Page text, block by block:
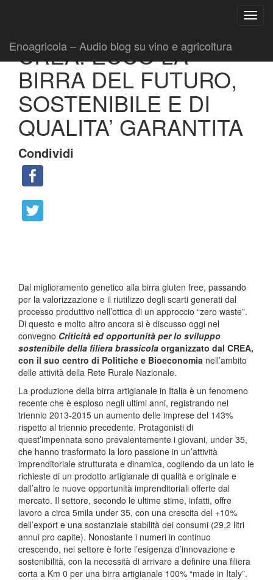
Enoagricola – Audio blog su vino e agricoltura
CREA: ECCO LA
BIRRA DEL FUTURO,
SOSTENIBILE E DI
QUALITA’ GARANTITA
Condividi
Dal miglioramento genetico alla birra gluten free, passando
per la valorizzazione e il riutilizzo degli scarti generati dal
processo produttivo nell’ottica di un approccio “zero waste”.
Di questo e molto altro ancora si è discusso oggi nel
convegno Criticità ed opportunità per lo sviluppo
sostenibile della filiera brassicola organizzato dal CREA,
con il suo centro di Politiche e Bioeconomia nell’ambito
delle attività della Rete Rurale Nazionale.
La produzione della birra artigianale in Italia è un fenomeno
recente che è esploso negli ultimi anni, registrando nel
triennio 2013-2015 un aumento delle imprese del 143%
rispetto al triennio precedente. Protagonisti di
quest’impennata sono prevalentemente i giovani, under 35,
che hanno trasformato la loro passione in un’attività
imprenditoriale strutturata e dinamica, cogliendo da un lato le
richieste di un prodotto artigianale di qualità e originale e
dall’altro le nuove opportunità imprenditoriali offerte dal
mercato. Il settore, secondo le ultime stime, infatti, offre
lavoro a circa 5mila under 35, con una crescita del +10%
dell’export e una sostanziale stabilità dei consumi (29,2 litri
annui pro capite). Nonostante i numeri in continuo
crescendo, nel settore è forte l’esigenza d’innovazione e
sostenibilità, con la necessità di arrivare a definire una filiera
corta a Km 0 per una birra artigianale 100% “made in Italy”.